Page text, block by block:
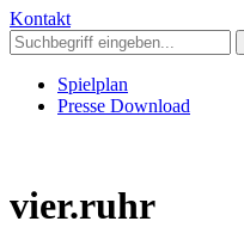
Kontakt
Spielplan
Presse Download
vier.ruhr